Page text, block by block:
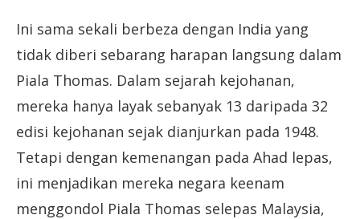
Ini sama sekali berbeza dengan India yang
tidak diberi sebarang harapan langsung dalam
Piala Thomas. Dalam sejarah kejohanan,
mereka hanya layak sebanyak 13 daripada 32
edisi kejohanan sejak dianjurkan pada 1948.
Tetapi dengan kemenangan pada Ahad lepas,
ini menjadikan mereka negara keenam
menggondol Piala Thomas selepas Malaysia,